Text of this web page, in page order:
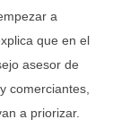
a
que en el
asesor de
comerciantes,
a priorizar.